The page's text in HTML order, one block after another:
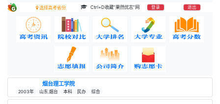
选择高考省份 Ctrl+D收藏“果然优志”网 登录 退出
烟台理工学院
2003年 山东.烟台 本科 民办 综合